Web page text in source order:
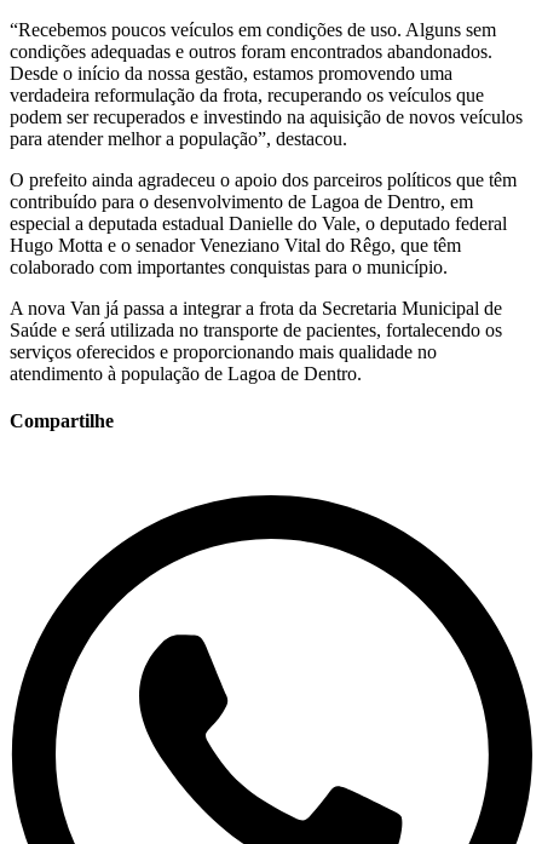
“Recebemos poucos veículos em condições de uso. Alguns sem
condições adequadas e outros foram encontrados abandonados.
Desde o início da nossa gestão, estamos promovendo uma
verdadeira reformulação da frota, recuperando os veículos que
podem ser recuperados e investindo na aquisição de novos veículos
para atender melhor a população”, destacou.
O prefeito ainda agradeceu o apoio dos parceiros políticos que têm
contribuído para o desenvolvimento de Lagoa de Dentro, em
especial a deputada estadual Danielle do Vale, o deputado federal
Hugo Motta e o senador Veneziano Vital do Rêgo, que têm
colaborado com importantes conquistas para o município.
A nova Van já passa a integrar a frota da Secretaria Municipal de
Saúde e será utilizada no transporte de pacientes, fortalecendo os
serviços oferecidos e proporcionando mais qualidade no
atendimento à população de Lagoa de Dentro.
Compartilhe